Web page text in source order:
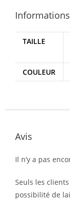
TAILLE
COULEUR
Avis
Il n’y a pas
Seuls les
possibilité de